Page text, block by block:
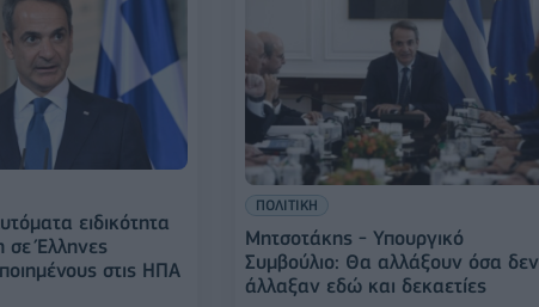
ειδικότητα
σε Έλληνες
στις ΗΠΑ
ΠΟΛΙΤΙΚΗ
Μητσοτάκης - Υπουργικό
Συμβούλιο: Θα αλλάξουν όσα δεν
άλλαξαν εδώ και δεκαετίες